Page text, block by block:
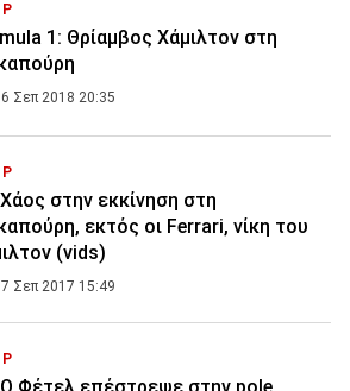
1: Θρίαμβος Χάμιλτον στη
Σεπ 2018 20:35
στην εκκίνηση στη
εκτός οι Ferrari, νίκη του
(vids)
Σεπ 2017 15:49